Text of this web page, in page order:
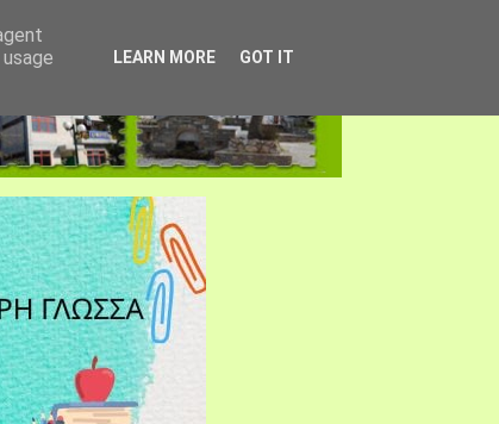
LEARN MORE GOT IT